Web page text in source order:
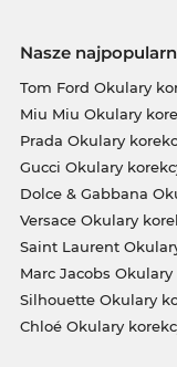
Nasze
Tom Ford Okulary
Miu Miu Okulary
Prada Okulary
Gucci Okulary
Dolce & Gabbana
Versace Okulary
Saint Laurent
Marc Jacobs
Silhouette Okulary
Chloé Okulary